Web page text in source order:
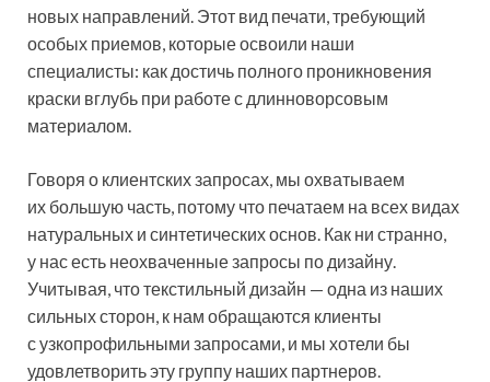
новых направлений. Этот вид печати, требующий
особых приемов, которые освоили наши
специалисты: как достичь полного проникновения
краски вглубь при работе с длинноворсовым
материалом.
Говоря о клиентских запросах, мы охватываем
их большую часть, потому что печатаем на всех видах
натуральных и синтетических основ. Как ни странно,
у нас есть неохваченные запросы по дизайну.
Учитывая, что текстильный дизайн — одна из наших
сильных сторон, к нам обращаются клиенты
с узкопрофильными запросами, и мы хотели бы
удовлетворить эту группу наших партнеров.